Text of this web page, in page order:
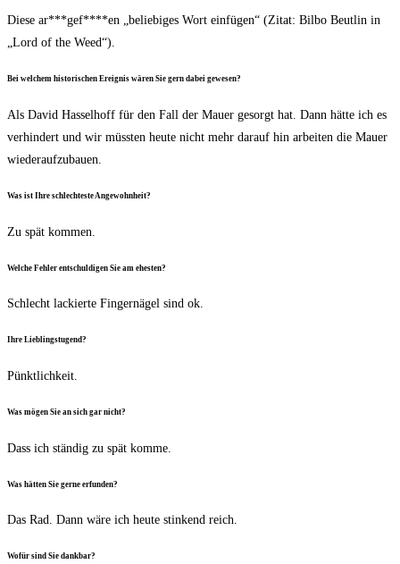
Die­se ar***gef****en „belie­bi­ges Wort ein­fü­gen“ (Zitat: Bil­bo Beut­lin in
„Lord of the Weed“).
Bei wel­chem his­to­ri­schen Ereig­nis wären Sie gern dabei gewesen?
Als David Has­sel­hoff für den Fall der Mau­er gesorgt hat. Dann hät­te ich es
ver­hin­dert und wir müss­ten heu­te nicht mehr dar­auf hin arbei­ten die Mau­er
wiederaufzubauen.
Was ist Ihre schlech­tes­te Angewohnheit?
Zu spät kommen.
Wel­che Feh­ler ent­schul­di­gen Sie am ehesten?
Schlecht lackier­te Fin­ger­nä­gel sind ok.
Ihre Lieb­lings­tu­gend?
Pünkt­lich­keit.
Was mögen Sie an sich gar nicht?
Dass ich stän­dig zu spät komme.
Was hät­ten Sie ger­ne erfunden?
Das Rad. Dann wäre ich heu­te stin­kend reich.
Wofür sind Sie dankbar?